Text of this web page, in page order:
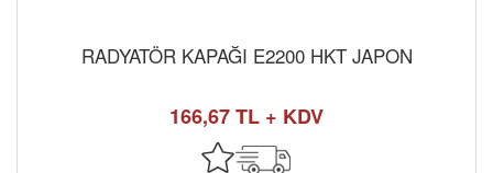
RADYATÖR KAPAĞI E2200 HKT JAPON
166,67 TL + KDV